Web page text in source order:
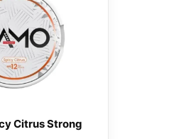
Citrus Strong